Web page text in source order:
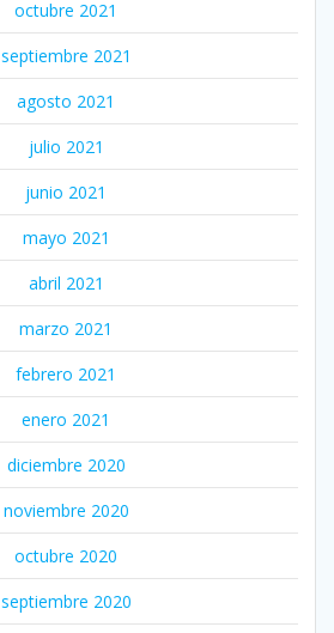
octubre 2021
septiembre 2021
agosto 2021
julio 2021
junio 2021
mayo 2021
abril 2021
marzo 2021
febrero 2021
enero 2021
diciembre 2020
noviembre 2020
octubre 2020
septiembre 2020